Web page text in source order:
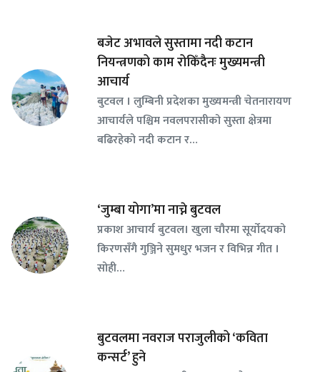
बजेट अभावले सुस्तामा नदी कटान
नियन्त्रणको काम रोकिँदैनः मुख्यमन्त्री
आचार्य
बुटवल । लुम्बिनी प्रदेशका मुख्यमन्त्री चेतनारायण
आचार्यले पश्चिम नवलपरासीको सुस्ता क्षेत्रमा
बढिरहेको नदी कटान र…
‘जुम्बा योगा’मा नाच्ने बुटवल
प्रकाश आचार्य बुटवल। खुला चौरमा सूर्योदयको
किरणसँगै गुञ्जिने सुमधुर भजन र विभिन्न गीत ।
सोही…
बुटवलमा नवराज पराजुलीको ‘कविता
कन्सर्ट’ हुने